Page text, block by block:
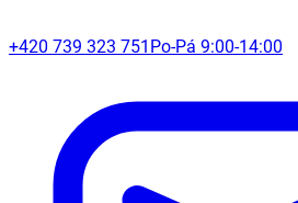
+420 739 323 751 Po-Pá 9:00-14:00